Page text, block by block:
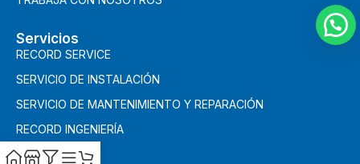
Servicios
RECORD SERVICE
SERVICIO DE INSTALACIÓN
SERVICIO DE MANTENIMIENTO Y REPARACIÓN
RECORD INGENIERÍA